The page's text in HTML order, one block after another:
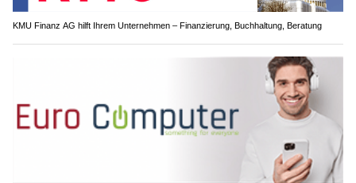
KMU Finanz AG hilft Ihrem Unternehmen – Finanzierung, Buchhaltung, Beratung